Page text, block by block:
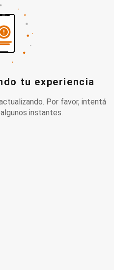
tu experiencia
Por favor, intentá
instantes.